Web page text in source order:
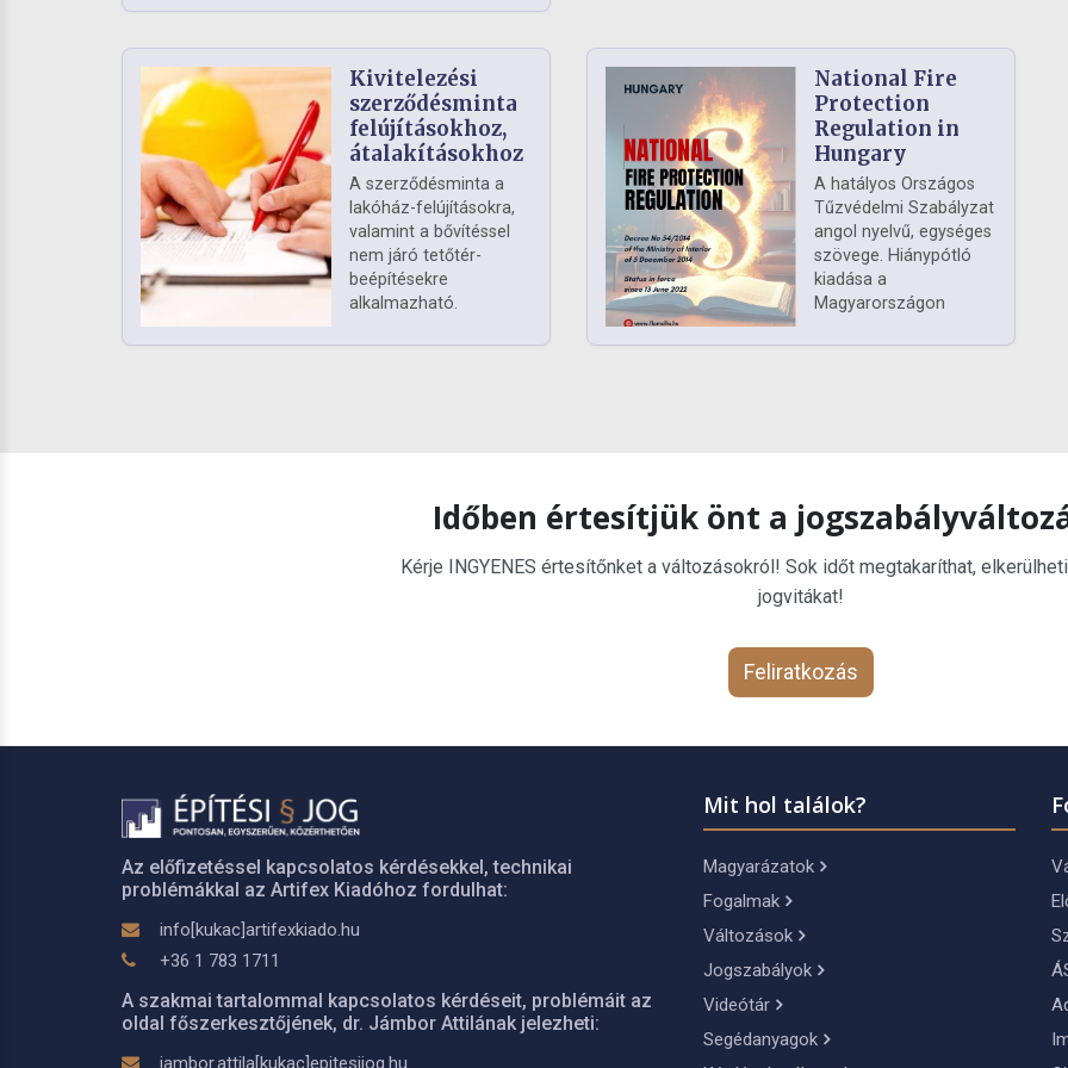
Kivitelezési
szerződésminta
felújításokhoz,
átalakításokhoz
A szerződésminta a
lakóház-felújításokra,
valamint a bővítéssel
nem járó tetőtér-
beépítésekre
alkalmazható.
National Fire
Protection
Regulation in
Hungary
A hatályos Országos
Tűzvédelmi Szabályzat
angol nyelvű, egységes
szövege. Hiánypótló
kiadása a
Magyarországon
Időben értesítjük önt a
Kérje INGYENES értesítőnket a változásokról! Sok időt megtakaríthat,
jogvitákat!
Feliratkozás
Az előfizetéssel kapcsolatos kérdésekkel, technikai
problémákkal az Artifex Kiadóhoz fordulhat:
info[kukac]artifexkiado.hu
+36 1 783 1711
A szakmai tartalommal kapcsolatos kérdéseit, problémáit az
oldal főszerkesztőjének, dr. Jámbor Attilának jelezheti:
jambor.attila[kukac]epitesijog.hu
Mit hol találok?
Magyarázatok
Fogalmak
Változások
Jogszabályok
Videótár
Segédanyagok